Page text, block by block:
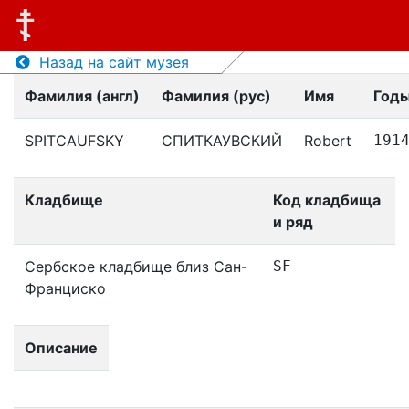
Назад на сайт музея
Фамилия (англ)
Фамилия (рус) Имя
SPITCAUFSKY СПИТКАУВСКИЙ Robert 1914
Кладбище
Код кладбища
и ряд
Сербское кладбище близ Сан-
Франциско
SF
Описание